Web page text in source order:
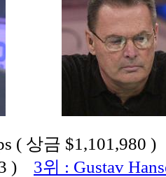
( 상금 $1,101,980
) 3위 : Gustav